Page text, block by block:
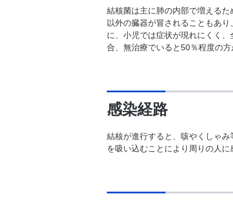
結核菌は主に肺の内部で増える
以外の臓器が冒されることもあ
に、小児では症状が現れにくく
合、無治療でいると50％程度の
感染経路
結核が進行すると、咳やくしゃ
を吸い込むことにより周りの人に